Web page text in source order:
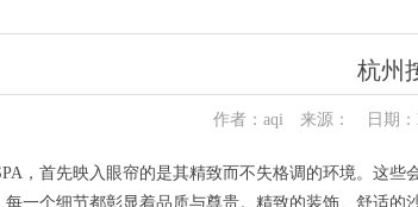
杭州
作者：aqi 来源： 日期：
首先映入眼帘的是其精致而不失格调的环境。这些
每一个细节都彰显着品质与尊贵。精致的装饰、舒适